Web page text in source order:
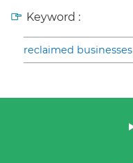
Keyword :
reclaimed businesses